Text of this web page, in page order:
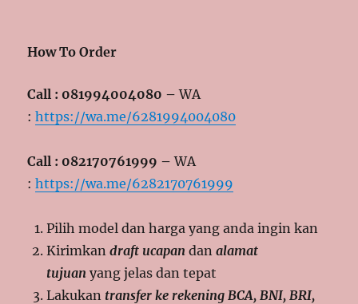
How To Order
Call : 081994004080 –WA
:https://wa.me/6281994004080
Call : 082170761999 –WA
:https://wa.me/6282170761999
Pilih model dan harga yang anda ingin kan
Kirimkandraft ucapan danalamat
tujuan yang jelas dan tepat
Lakukan transfer ke rekening BCA, BNI, BRI,